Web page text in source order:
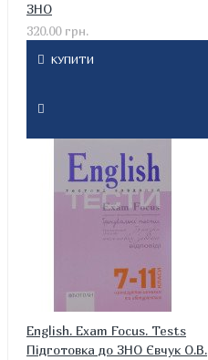
ЗНО
320.00 грн.
КУПИТИ
English. Exam Focus. Tests
Підготовка до ЗНО Євчук О.В.